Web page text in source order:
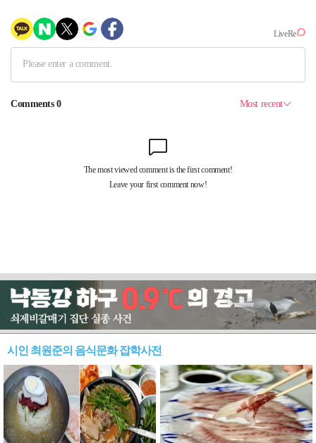
시인 최원준의 음식문화 잡학사전